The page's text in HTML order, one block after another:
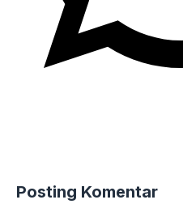
Posting Komentar